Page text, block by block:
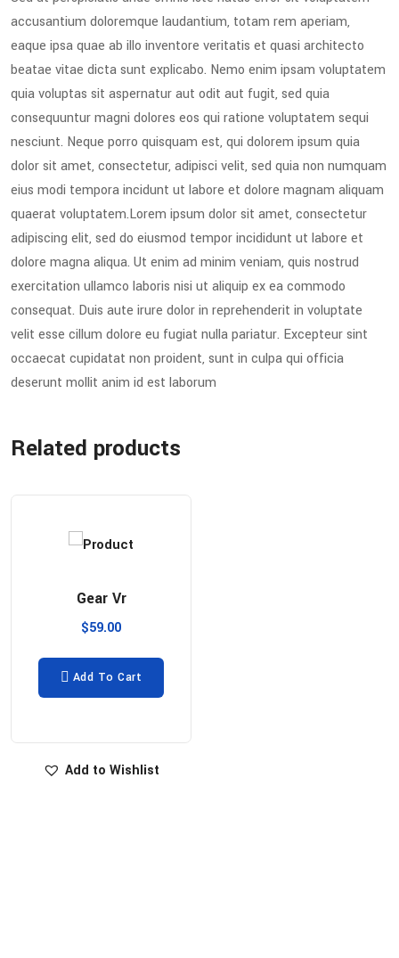
accusantium doloremque laudantium, totam rem aperiam,
eaque ipsa quae ab illo inventore veritatis et quasi architecto
beatae vitae dicta sunt explicabo. Nemo enim ipsam voluptatem
quia voluptas sit aspernatur aut odit aut fugit, sed quia
consequuntur magni dolores eos qui ratione voluptatem sequi
nesciunt. Neque porro quisquam est, qui dolorem ipsum quia
dolor sit amet, consectetur, adipisci velit, sed quia non numquam
eius modi tempora incidunt ut labore et dolore magnam aliquam
quaerat voluptatem.Lorem ipsum dolor sit amet, consectetur
adipiscing elit, sed do eiusmod tempor incididunt ut labore et
dolore magna aliqua. Ut enim ad minim veniam, quis nostrud
exercitation ullamco laboris nisi ut aliquip ex ea commodo
consequat. Duis aute irure dolor in reprehenderit in voluptate
velit esse cillum dolore eu fugiat nulla pariatur. Excepteur sint
occaecat cupidatat non proident, sunt in culpa qui officia
deserunt mollit anim id est laborum
Related products
Gear Vr
$59.00
Add To Cart
Add to Wishlist